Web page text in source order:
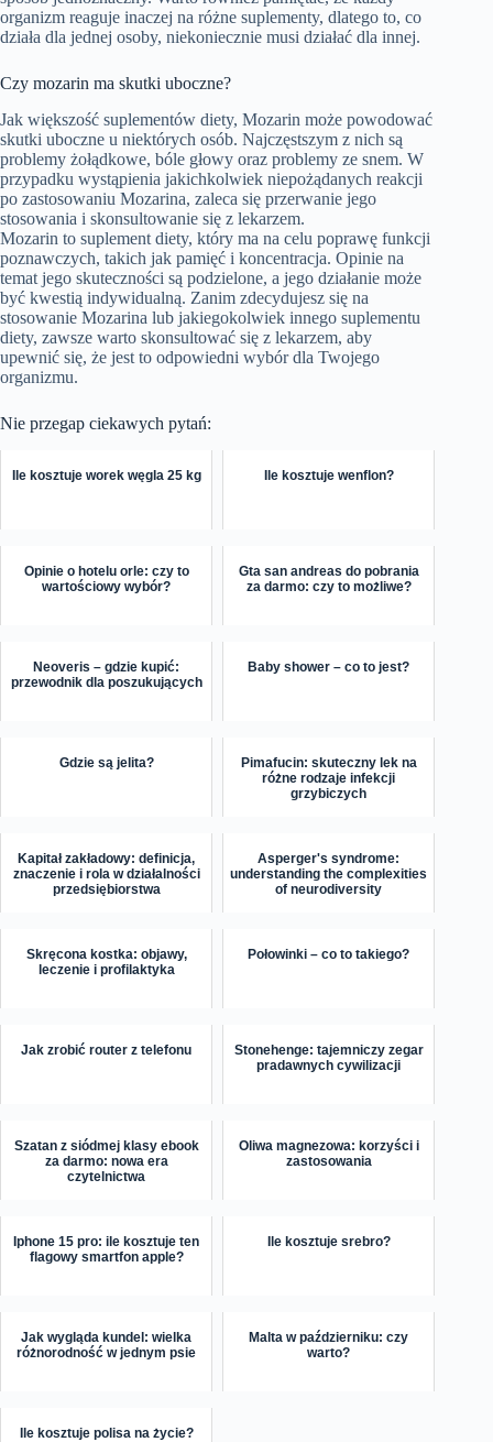
organizm reaguje inaczej na różne suplementy, dlatego to, co
działa dla jednej osoby, niekoniecznie musi działać dla innej.
Czy mozarin ma skutki uboczne?
Jak większość suplementów diety, Mozarin może powodować
skutki uboczne u niektórych osób. Najczęstszym z nich są
problemy żołądkowe, bóle głowy oraz problemy ze snem. W
przypadku wystąpienia jakichkolwiek niepożądanych reakcji
po zastosowaniu Mozarina, zaleca się przerwanie jego
stosowania i skonsultowanie się z lekarzem.
Mozarin to suplement diety, który ma na celu poprawę funkcji
poznawczych, takich jak pamięć i koncentracja. Opinie na
temat jego skuteczności są podzielone, a jego działanie może
być kwestią indywidualną. Zanim zdecydujesz się na
stosowanie Mozarina lub jakiegokolwiek innego suplementu
diety, zawsze warto skonsultować się z lekarzem, aby
upewnić się, że jest to odpowiedni wybór dla Twojego
organizmu.
Nie przegap ciekawych pytań:
Ile kosztuje worek węgla 25 kg Ile kosztuje wenflon?
Opinie o hotelu orle: czy to
wartościowy wybór?
Gta san andreas do pobrania
za darmo: czy to możliwe?
Neoveris – gdzie kupić:
przewodnik dla poszukujących
Baby shower – co to jest?
Gdzie są jelita?
Pimafucin: skuteczny lek na
różne rodzaje infekcji
grzybiczych
Kapitał zakładowy: definicja,
znaczenie i rola w działalności
przedsiębiorstwa
Asperger's syndrome:
understanding the complexities
of neurodiversity
Skręcona kostka: objawy,
leczenie i profilaktyka
Połowinki – co to takiego?
Jak zrobić router z telefonu
Stonehenge: tajemniczy zegar
pradawnych cywilizacji
Szatan z siódmej klasy ebook
za darmo: nowa era
czytelnictwa
Oliwa magnezowa: korzyści i
zastosowania
Iphone 15 pro: ile kosztuje ten
flagowy smartfon apple?
Ile kosztuje srebro?
Jak wygląda kundel: wielka
różnorodność w jednym psie
Malta w październiku: czy
warto?
Ile kosztuje polisa na życie?